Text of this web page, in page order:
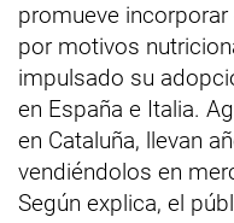
promueve
por motivos
impulsado su
en España e Italia.
en Cataluña, llevan
vendiéndolos en
Según explica, el